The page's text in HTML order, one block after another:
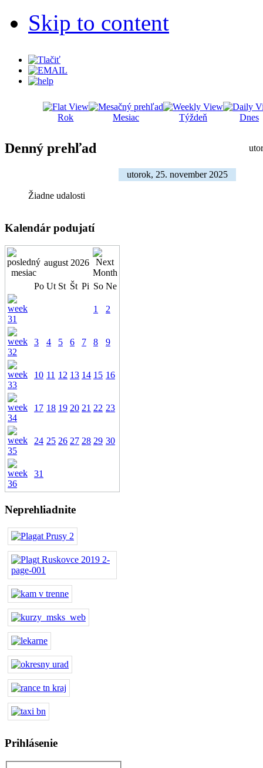
Skip to content
Rok Mesiac Týždeň Dnes
Denný prehľad
utorok, 25. november 2025
Žiadne udalosti
Kalendár podujatí
august 2026
Po Ut St Št Pi So Ne
1 2
3 4 5 6 7 8 9
10 11 12 13 14 15 16
17 18 19 20 21 22 23
24 25 26 27 28 29 30
31
Neprehliadnite
Prihlásenie